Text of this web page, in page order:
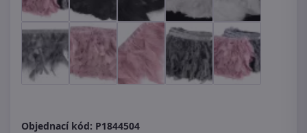
Objednací kód: P1844504